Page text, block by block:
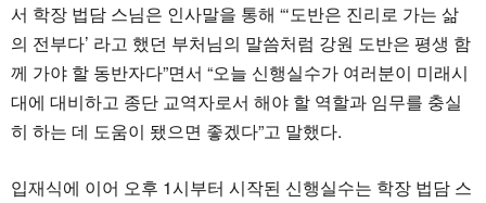
서 학장 법담 스님은 인사말을 통해 “‘도반은 진리로 가는 삶
의 전부다’ 라고 했던 부처님의 말씀처럼 강원 도반은 평생 함
께 가야 할 동반자다”면서 “오늘 신행실수가 여러분이 미래시
대에 대비하고 종단 교역자로서 해야 할 역할과 임무를 충실
히 하는 데 도움이 됐으면 좋겠다”고 말했다.
입재식에 이어 오후 1시부터 시작된 신행실수는 학장 법담 스